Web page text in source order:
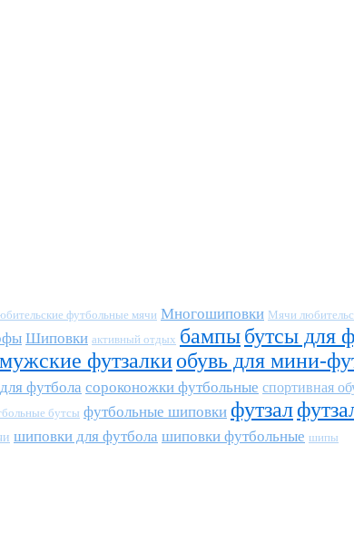
футбольные мячи Многошиповки Мячи
Шиповки активный отдых бампыбутсы для
мужские футзалкиобувь для мини-
футбола сороконожки футбольные спортивная
бутсы футбольные шиповки футзал
шиповки для футбола шиповки футбольные шипы